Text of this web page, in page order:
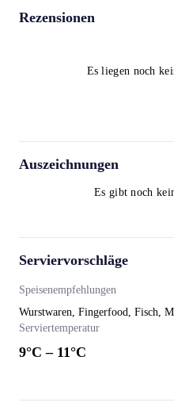
Rezensionen
Es liegen noch
Auszeichnungen
Es gibt noch
Serviervorschläge
Speisenempfehlungen
Wurstwaren, Fingerfood, Fisch,
Serviertemperatur
9°C – 11°C